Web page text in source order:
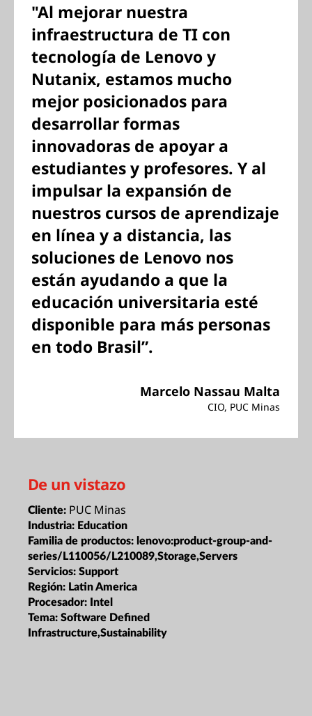
"Al mejorar nuestra
infraestructura de TI con
tecnología de Lenovo y
Nutanix, estamos mucho
mejor posicionados para
desarrollar formas
innovadoras de apoyar a
estudiantes y profesores. Y al
impulsar la expansión de
nuestros cursos de aprendizaje
en línea y a distancia, las
soluciones de Lenovo nos
están ayudando a que la
educación universitaria esté
disponible para más personas
en todo Brasil”.
Marcelo Nassau Malta
CIO, PUC Minas
De un vistazo
Cliente: PUC Minas
Industria: Education
Familia de productos: lenovo:product-group-and-
series/L110056/L210089,Storage,Servers
Servicios: Support
Región: Latin America
Procesador: Intel
Tema: Software Defined
Infrastructure,Sustainability